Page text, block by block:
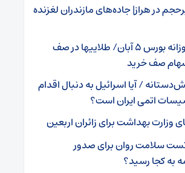
در هراز| جاده‌های مازندران لغزنده
گزارش روزانه بورس ۵ آبان/ طلاییها در صف
صف خرید
/ آیا اسرائیل به دنبال اقدام
اتمی ایران است؟
وزارت بهداشت برای زائران اربعین
سلامت روان برای صدور
به کجا رسید؟